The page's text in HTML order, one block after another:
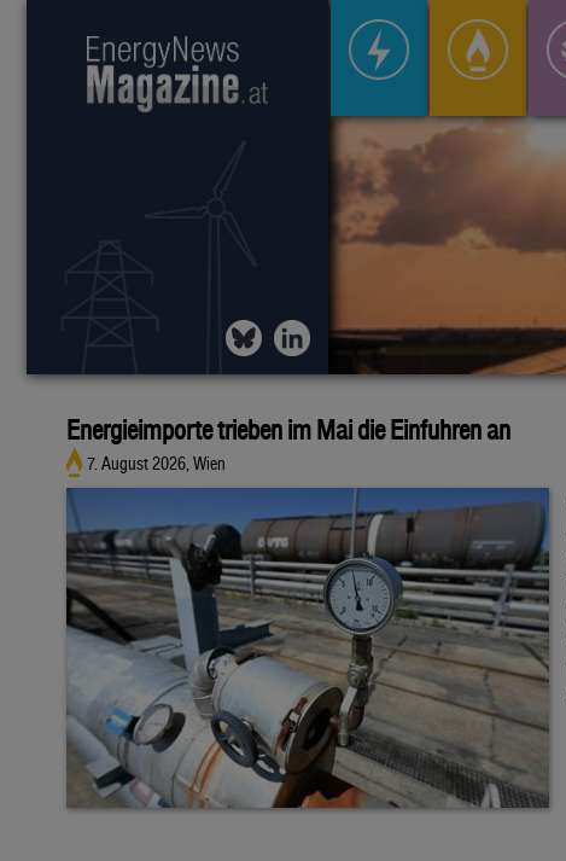
Energieimporte trieben im Mai die Einfuhren an
7. August 2026, Wien